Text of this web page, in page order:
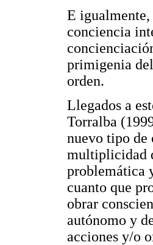
E igualmente,
conciencia
primigenia
orden.
Llegados a
Torralba
nuevo tipo de
multiplicidad
problemática
cuanto que
obrar
autónomo y
acciones y/o